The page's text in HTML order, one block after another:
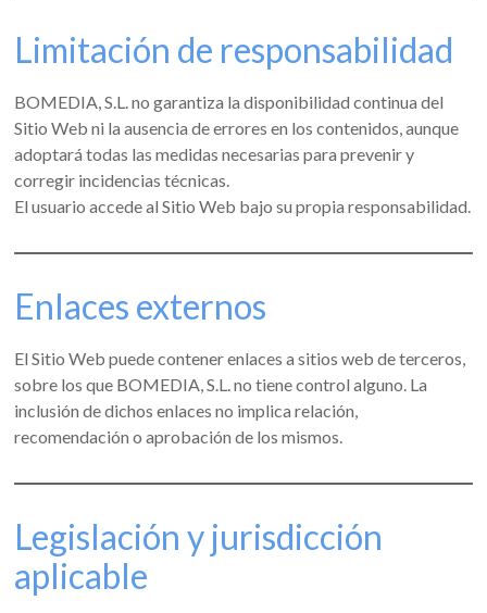
Limitación de responsabilidad
BOMEDIA, S.L. no garantiza la disponibilidad continua del
Sitio Web ni la ausencia de errores en los contenidos, aunque
adoptará todas las medidas necesarias para prevenir y
corregir incidencias técnicas.
El usuario accede al Sitio Web bajo su propia responsabilidad.
Enlaces externos
El Sitio Web puede contener enlaces a sitios web de terceros,
sobre los que BOMEDIA, S.L. no tiene control alguno. La
inclusión de dichos enlaces no implica relación,
recomendación o aprobación de los mismos.
Legislación y jurisdicción
aplicable